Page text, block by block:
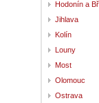
Hodonín a
Jihlava
Kolín
Louny
Most
Olomouc
Ostrava